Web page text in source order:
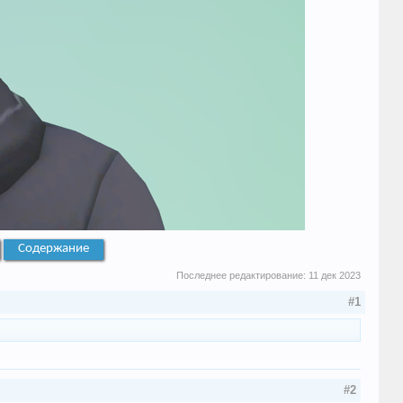
Содержание
Последнее редактирование: 11 дек 2023
#1
#2